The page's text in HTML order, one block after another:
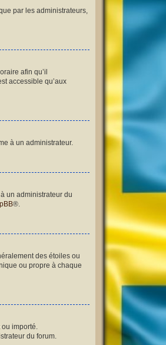
par les administrateurs,
afin qu’il
accessible qu’aux
à un administrateur.
un administrateur du
®.
des étoiles ou
ou propre à chaque
importé.
du forum.